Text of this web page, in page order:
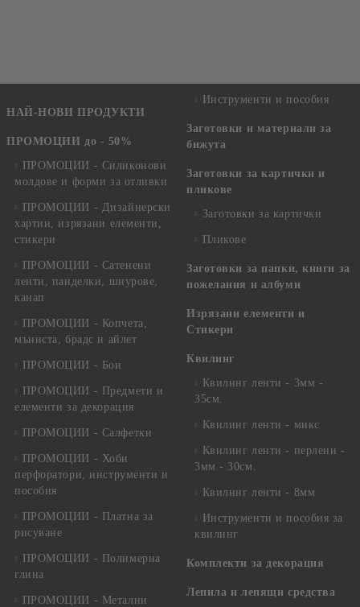
НАЙ-НОВИ ПРОДУКТИ
ПРОМОЦИИ до - 50%
ПРОМОЦИИ - Силиконови
молдове и форми за отливки
ПРОМОЦИИ - Дизайнерски
хартии, изрязани елементи,
стикери
ПРОМОЦИИ - Сатенени
ленти, панделки, шнурове,
канап
ПРОМОЦИИ - Копчета,
мъниста, брадс и айлет
ПРОМОЦИИ - Бои
ПРОМОЦИИ - Предмети и
елементи за декорация
ПРОМОЦИИ - Салфетки
ПРОМОЦИИ - Хоби
перфоратори, инструменти и
пособия
ПРОМОЦИИ - Платна за
рисуване
ПРОМОЦИИ - Полимерна
глина
ПРОМОЦИИ - Метални
Инструменти и пособия
Заготовки и материали за
бижута
Заготовки за картички и
пликове
Заготовки за картички
Пликове
Заготовки за папки, книги за
пожелания и албуми
Изрязани елементи и
Стикери
Квилинг
Квилинг ленти - 3мм -
35см.
Квилинг ленти - микс
Квилинг ленти - перлени -
3мм - 30см.
Квилинг ленти - 8мм
Инструменти и пособия за
квилинг
Комплекти за декорация
Лепила и лепящи средства